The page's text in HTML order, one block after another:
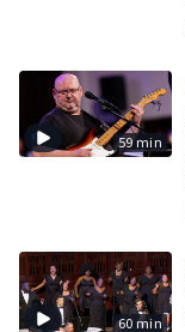
59 min
60 min